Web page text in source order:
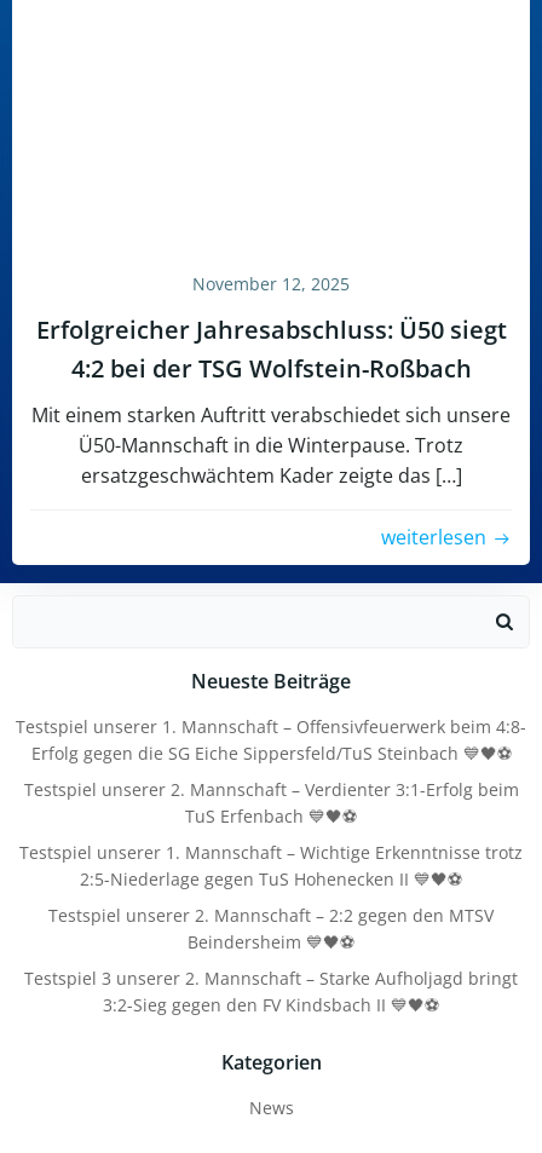
November 12, 2025
Erfolgreicher Jahresabschluss: Ü50 siegt
4:2 bei der TSG Wolfstein-Roßbach
Mit einem starken Auftritt verabschiedet sich unsere
Ü50-Mannschaft in die Winterpause. Trotz
ersatzgeschwächtem Kader zeigte das […]
weiterlesen
Neueste Beiträge
Testspiel unserer 1. Mannschaft – Offensivfeuerwerk beim 4:8-
Erfolg gegen die SG Eiche Sippersfeld/TuS Steinbach 💙🖤⚽
Testspiel unserer 2. Mannschaft – Verdienter 3:1-Erfolg beim
TuS Erfenbach 💙🖤⚽
Testspiel unserer 1. Mannschaft – Wichtige Erkenntnisse trotz
2:5-Niederlage gegen TuS Hohenecken II 💙🖤⚽
Testspiel unserer 2. Mannschaft – 2:2 gegen den MTSV
Beindersheim 💙🖤⚽
Testspiel 3 unserer 2. Mannschaft – Starke Aufholjagd bringt
3:2-Sieg gegen den FV Kindsbach II 💙🖤⚽
Kategorien
News